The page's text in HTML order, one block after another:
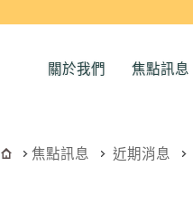
關於我們 焦點訊息
焦點訊息 近期消息